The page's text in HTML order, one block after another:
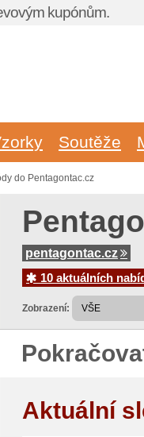
kupónům.
Soutěže
do Pentagontac.cz
pentagontac.cz
10 aktuálních
Zobrazení:
Aktuální